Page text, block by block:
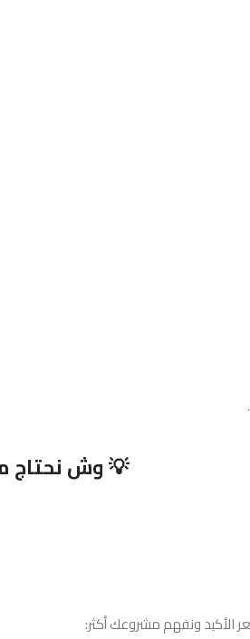
💡 وش نحتاج
الأكيد ونفهم مشروعك أكثر: